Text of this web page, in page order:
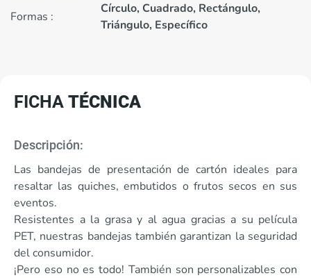
Formas :
Círculo, Cuadrado, Rectángulo,
Triángulo, Específico
FICHA TÉCNICA
Descripción:
Las bandejas de presentación de cartón ideales para
resaltar las quiches, embutidos o frutos secos en sus
eventos.
Resistentes a la grasa y al agua gracias a su película
PET, nuestras bandejas también garantizan la seguridad
del consumidor.
¡Pero eso no es todo! También son personalizables con